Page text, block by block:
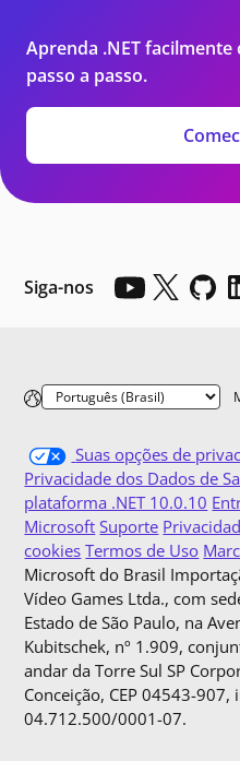
Aprenda .NET
passo a passo.
Siga-nos
Suas opções de
Privacidade dos Dados de
plataforma .NET 10.0.10
Microsoft Suporte
cookies Termos de Uso
Microsoft do Brasil
Vídeo Games Ltda., com
Estado de São Paulo, na
Kubitschek, nº 1.909,
andar da Torre Sul SP
Conceição, CEP 04543-907,
04.712.500/0001-07.